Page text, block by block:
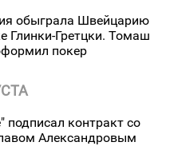
обыграла Швейцарию
Глинки-Гретцки. Томаш
покер
подписал контракт со
Александровым